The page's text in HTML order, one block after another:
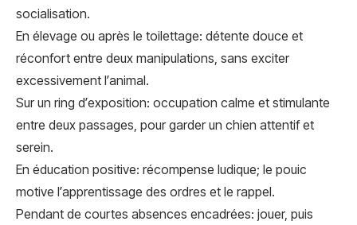
socialisation.
En élevage ou après le toilettage: détente douce et
réconfort entre deux manipulations, sans exciter
excessivement l’animal.
Sur un ring d’exposition: occupation calme et stimulante
entre deux passages, pour garder un chien attentif et
serein.
En éducation positive: récompense ludique; le pouic
motive l’apprentissage des ordres et le rappel.
Pendant de courtes absences encadrées: jouer, puis